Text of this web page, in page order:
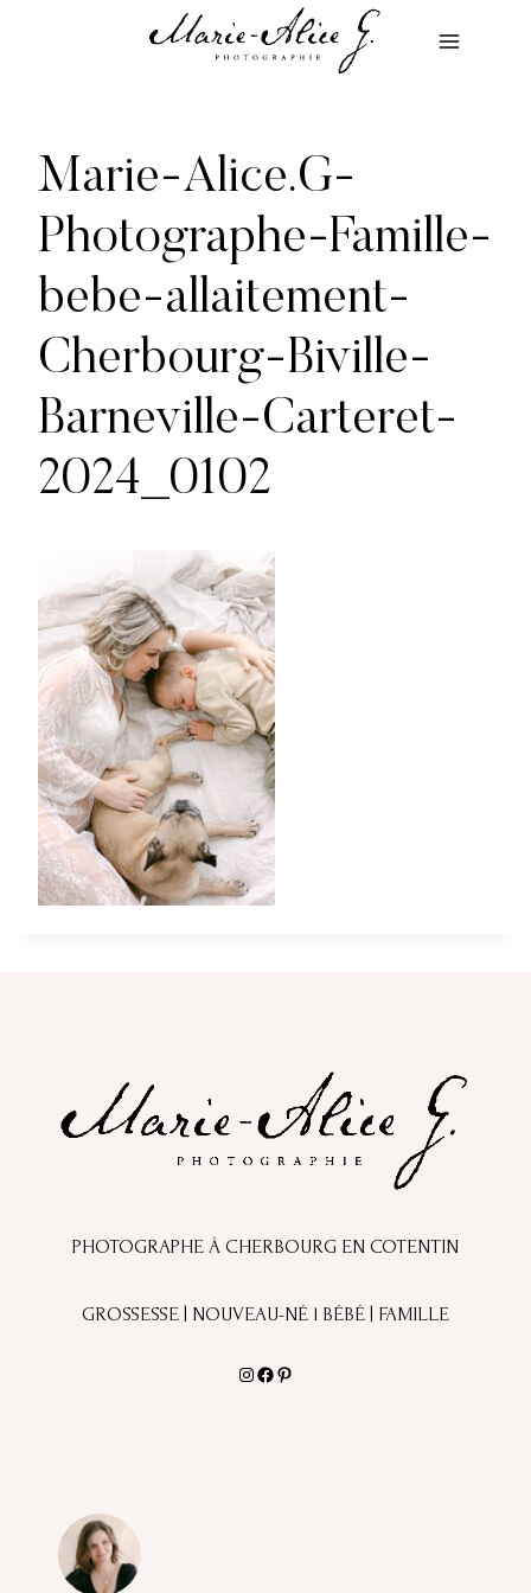
Marie-Alice.G-
Photographe-Famille-
bebe-allaitement-
Cherbourg-Biville-
Barneville-Carteret-
2024_0102
PHOTOGRAPHE À CHERBOURG EN COTENTIN
GROSSESSE | NOUVEAU-NÉ l BÉBÉ | FAMILLE
Instagram
Facebook
Pinterest